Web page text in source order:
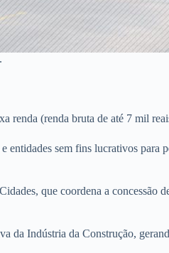
renda (renda bruta de até 7 mil
sem fins lucrativos
que coordena a
Indústria da Construção,